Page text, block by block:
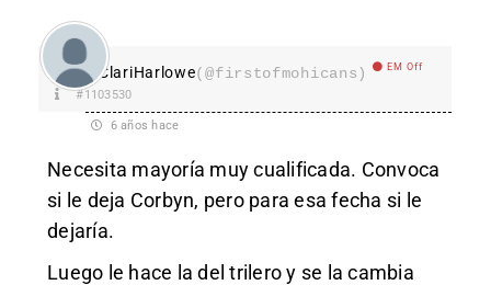
ClariHarlowe(@firstofmohicans) EM Off
#1103530
6 años hace
Necesita mayoría muy cualificada. Convoca
si le deja Corbyn, pero para esa fecha si le
dejaría.
Luego le hace la del trilero y se la cambia